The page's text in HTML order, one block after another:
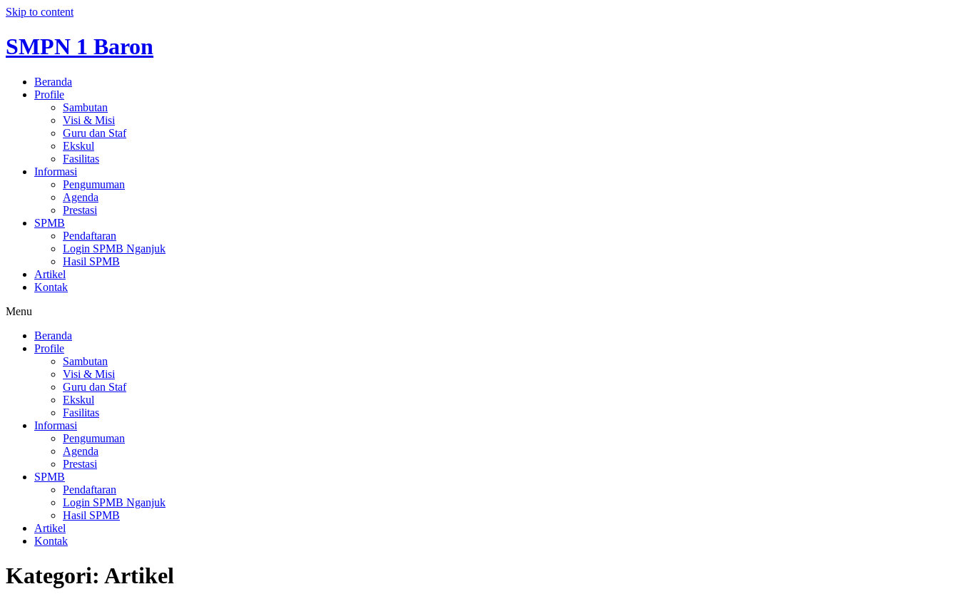
Skip to content
SMPN 1 Baron
Beranda
Profile
Sambutan
Visi & Misi
Guru dan Staf
Ekskul
Fasilitas
Informasi
Pengumuman
Agenda
Prestasi
SPMB
Pendaftaran
Login SPMB Nganjuk
Hasil SPMB
Artikel
Kontak
Menu
Beranda
Profile
Sambutan
Visi & Misi
Guru dan Staf
Ekskul
Fasilitas
Informasi
Pengumuman
Agenda
Prestasi
SPMB
Pendaftaran
Login SPMB Nganjuk
Hasil SPMB
Artikel
Kontak
Kategori: Artikel